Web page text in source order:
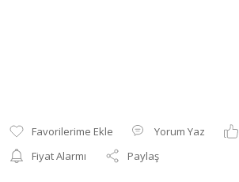
Yorum Yaz
Fiyat Alarmı
Paylaş